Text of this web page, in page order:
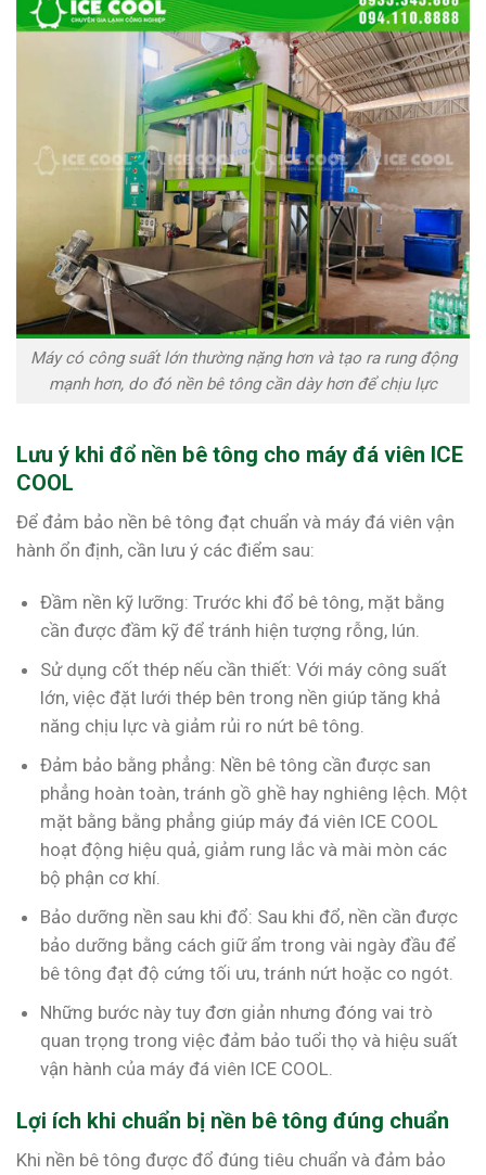
Máy có công suất lớn thường nặng hơn và tạo ra rung động
mạnh hơn, do đó nền bê tông cần dày hơn để chịu lực
Lưu ý khi đổ nền bê tông cho máy đá viên ICE
COOL
Để đảm bảo nền bê tông đạt chuẩn và máy đá viên vận
hành ổn định, cần lưu ý các điểm sau:
Đầm nền kỹ lưỡng: Trước khi đổ bê tông, mặt bằng
cần được đầm kỹ để tránh hiện tượng rỗng, lún.
Sử dụng cốt thép nếu cần thiết: Với máy công suất
lớn, việc đặt lưới thép bên trong nền giúp tăng khả
năng chịu lực và giảm rủi ro nứt bê tông.
Đảm bảo bằng phẳng: Nền bê tông cần được san
phẳng hoàn toàn, tránh gồ ghề hay nghiêng lệch. Một
mặt bằng bằng phẳng giúp máy đá viên ICE COOL
hoạt động hiệu quả, giảm rung lắc và mài mòn các
bộ phận cơ khí.
Bảo dưỡng nền sau khi đổ: Sau khi đổ, nền cần được
bảo dưỡng bằng cách giữ ẩm trong vài ngày đầu để
bê tông đạt độ cứng tối ưu, tránh nứt hoặc co ngót.
Những bước này tuy đơn giản nhưng đóng vai trò
quan trọng trong việc đảm bảo tuổi thọ và hiệu suất
vận hành của máy đá viên ICE COOL.
Lợi ích khi chuẩn bị nền bê tông đúng chuẩn
Khi nền bê tông được đổ đúng tiêu chuẩn và đảm bảo